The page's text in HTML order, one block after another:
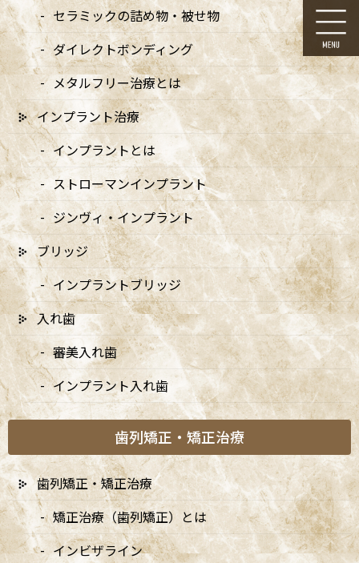
コ
ン
テ
ン
ツ
に
移
動
ナ
ビ
ゲ
ー
シ
ョ
ン
に
移
動 メディア
HOME メディア MVa_sp
2024/08/29
MVa_sp
セラミックの詰め物・被せ物
ダイレクトボンディング
メタルフリー治療とは
インプラント治療
インプラントとは
ストローマンインプラント
ジンヴィ・インプラント
ブリッジ
インプラントブリッジ
入れ歯
審美入れ歯
インプラント入れ歯
歯列矯正・矯正治療
歯列矯正・矯正治療
矯正治療（歯列矯正）とは
インビザライン